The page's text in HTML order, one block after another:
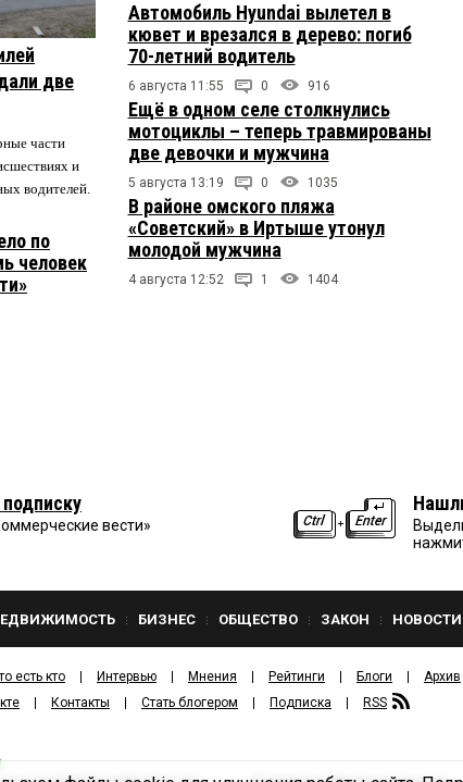
две
части
и
водителей.
по
человек
Автомобиль Hyundai вылетел в
кювет и врезался в дерево: погиб
70-летний водитель
6 августа 11:55 0 916
Ещё в одном селе столкнулись
мотоциклы – теперь травмированы
две девочки и мужчина
5 августа 13:19 0 1035
В районе омского пляжа
«Советский» в Иртыше утонул
молодой мужчина
4 августа 12:52 1 1404
вести»
БИЗНЕС ОБЩЕСТВО ЗАКОН
есть кто Интервью Мнения Рейтинги Блоги
Архив
Контакты Стать блогером Подписка RSS